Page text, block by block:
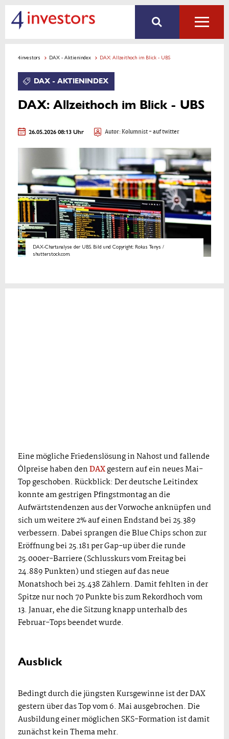
4investors DAX - Aktienindex DAX: Allzeithoch im Blick - UBS
DAX - AKTIENINDEX
DAX: Allzeithoch im Blick - UBS
26.05.2026 08:13 Uhr Autor:Kolumnist- auf twitter
DAX-Chartanalyse der UBS. Bild und Copyright: Rokas Tenys /
shutterstock.com.
Eine mögliche Friedenslösung in Nahost und fallende
Ölpreise haben denDAXgestern auf ein neues Mai-
Top geschoben. Rückblick: Der deutsche Leitindex
konnte am gestrigen Pfingstmontag an die
Aufwärtstendenzen aus der Vorwoche anknüpfen und
sich um weitere 2% auf einen Endstand bei 25.389
verbessern. Dabei sprangen die Blue Chips schon zur
Eröffnung bei 25.181 per Gap-up über die runde
25.000er-Barriere (Schlusskurs vom Freitag bei
24.889 Punkten) und stiegen auf das neue
Monatshoch bei 25.438 Zählern. Damit fehlten in der
Spitze nur noch 70 Punkte bis zum Rekordhoch vom
13. Januar, ehe die Sitzung knapp unterhalb des
Februar-Tops beendet wurde.
Ausblick
Bedingt durch die jüngsten Kursgewinne ist der DAX
gestern über das Top vom 6. Mai ausgebrochen. Die
Ausbildung einer möglichen SKS-Formation ist damit
zunächst kein Thema mehr.